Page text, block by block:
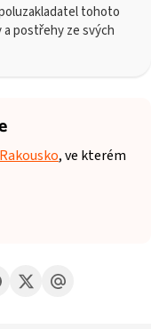
tohoto
postřehy ze svých
Rakousko, ve kterém